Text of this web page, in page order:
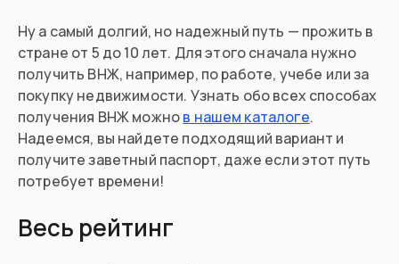
Ну а самый долгий, но надежный путь — прожить в
стране от 5 до 10 лет. Для этого сначала нужно
получить ВНЖ, например, по работе, учебе или за
покупку недвижимости. Узнать обо всех способах
получения ВНЖ можнов нашем каталоге.
Надеемся, вы найдете подходящий вариант и
получите заветный паспорт, даже если этот путь
потребует времени!
Весь рейтинг